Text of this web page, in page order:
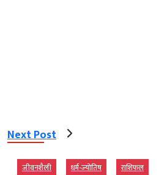
Next Post
जीवनशैली धर्म-ज्‍योतिष राशिफल